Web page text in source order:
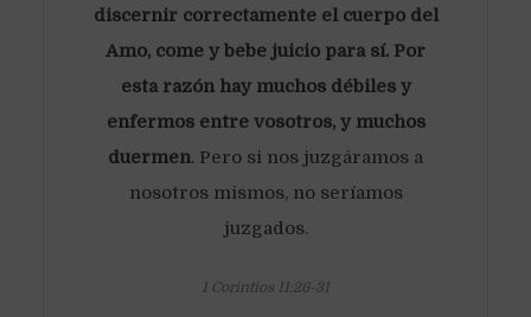
discernir correctamente el cuerpo del
Amo, come y bebe juicio para sí. Por
esta razón hay muchos débiles y
enfermos entre vosotros, y muchos
duermen. Pero si nos juzgáramos a
nosotros mismos, no seríamos
juzgados.
1 Corintios 11:26-31